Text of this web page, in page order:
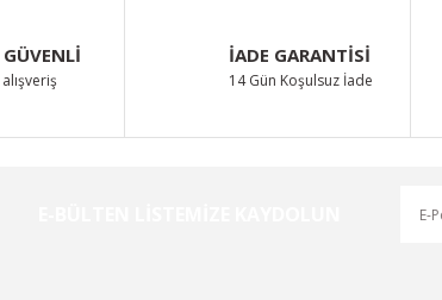
İADE GARANTİSİ
14 Gün Koşulsuz İade